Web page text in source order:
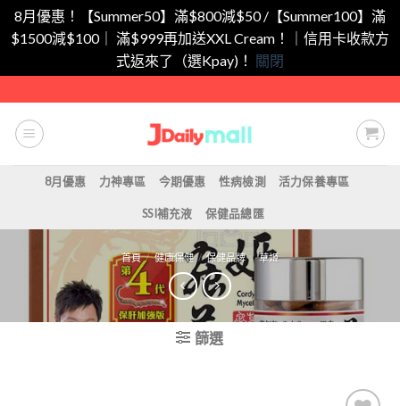
8月優惠！【Summer50】滿$800減$50 /【Summer100】滿
$1500減$100｜ 滿$999再加送XXL Cream！｜信用卡收款方
式返來了（選Kpay)！ 關閉
to
content
8月優惠 力神專區 今期優惠 性病檢測 活力保養專區
SSI補充液 保健品總匯
首頁 / 健康保健 / 保健品牌 / 草姬
篩選